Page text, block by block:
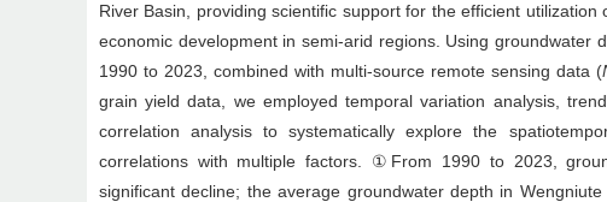
River Basin, providing scientific support for the efficient
economic development in semi-arid regions. Using groundwater
1990 to 2023, combined with multi-source remote sensing data (
grain yield data, we employed temporal variation analysis,
correlation analysis to systematically explore the
correlations with multiple factors. ①From 1990 to 2023,
significant decline; the average groundwater depth in